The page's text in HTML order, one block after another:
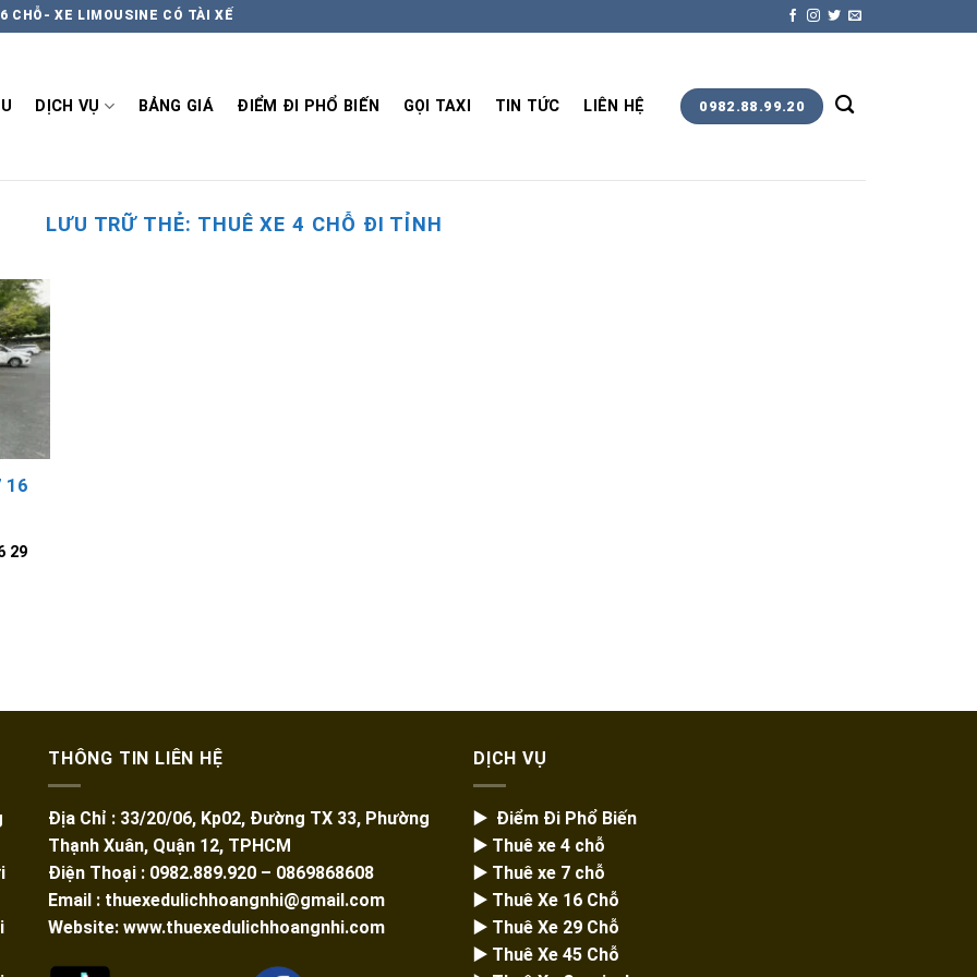
CHỖ- XE LIMOUSINE CÓ TÀI XẾ
DỊCH VỤ BẢNG GIÁ ĐIỂM ĐI PHỔ BIẾN GỌI TAXI TIN TỨC LIÊN HỆ 0982.88.99.20
LƯU TRỮ THẺ: THUÊ XE 4 CHỖ ĐI TỈNH
16
29
THÔNG TIN LIÊN HỆ
Địa Chỉ : 33/20/06, Kp02, Đường TX 33, Phường
Thạnh Xuân, Quận 12, TPHCM
Điện Thoại : 0982.889.920 – 0869868608
Email : thuexedulichhoangnhi@gmail.com
Website: www.thuexedulichhoangnhi.com
DỊCH VỤ
▶️ Điểm Đi Phổ Biến
▶️ Thuê xe 4 chỗ
▶️ Thuê xe 7 chỗ
▶️ Thuê Xe 16 Chỗ
▶️ Thuê Xe 29 Chỗ
▶️ Thuê Xe 45 Chỗ